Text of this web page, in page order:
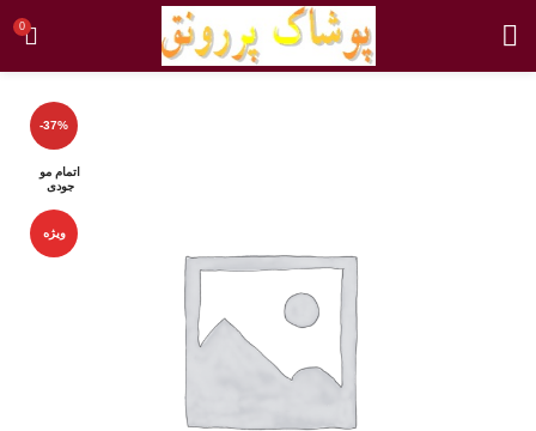
0
-37%
اتمام مو
جودی
ویژه